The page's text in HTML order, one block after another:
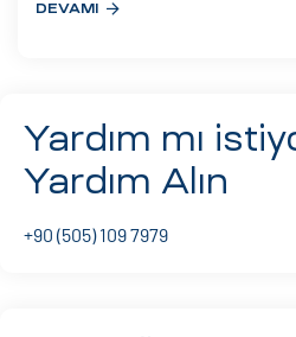
DEVAMI
Yardım mı
Yardım Alın
+90 (505) 109 7979